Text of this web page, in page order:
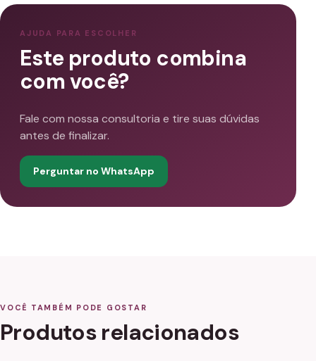
AJUDA PARA ESCOLHER
Este produto combina
com você?
Fale com nossa consultoria e tire suas dúvidas
antes de finalizar.
Perguntar no WhatsApp
VOCÊ TAMBÉM PODE GOSTAR
Produtos relacionados